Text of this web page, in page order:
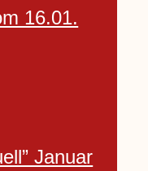
16.01.
Januar